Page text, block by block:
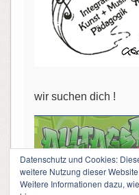
wir suchen dich !
Datenschutz und Cookies:
weitere Nutzung dieser
Weitere Informationen dazu,